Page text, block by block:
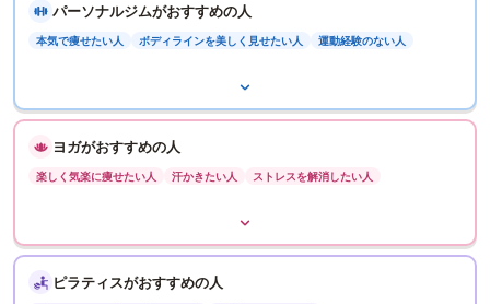
パーソナルジムがおすすめの人
本気で痩せたい人 ボディラインを美しく見せたい人 運動経験のない人
ヨガがおすすめの人
楽しく気楽に痩せたい人 汗かきたい人 ストレスを解消したい人
ピラティスがおすすめの人